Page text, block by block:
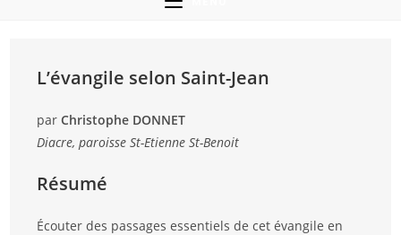
L’évangile selon Saint-Jean
parChristophe DONNET
Diacre, paroisse St-Etienne St-Benoit
Résumé
Écouter des passages essentiels de cet évangile en